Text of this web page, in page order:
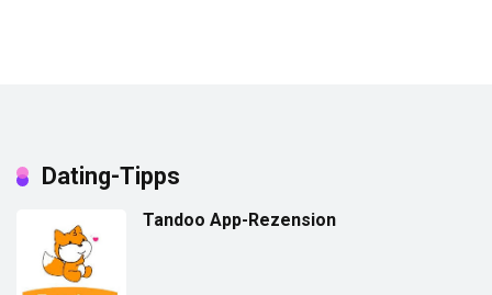
Dating-Tipps
Tandoo App-Rezension